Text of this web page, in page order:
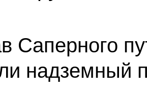
Саперного
надземный